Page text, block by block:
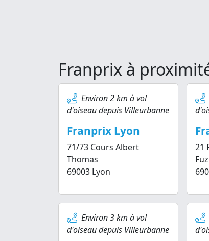
Franprix à
Environ 2 km à vol
d'oiseau depuis Villeurbanne
Franprix Lyon
71/73 Cours Albert
Thomas
69003 Lyon
21
Environ 3 km à vol
d'oiseau depuis Villeurbanne